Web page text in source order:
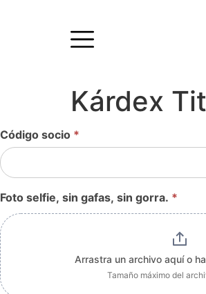
Kárdex
Kardex
Titular
Código socio *
Foto selfie, sin gafas, sin gorra. *
Arrastra un archivo aquí o
Tamaño máximo del